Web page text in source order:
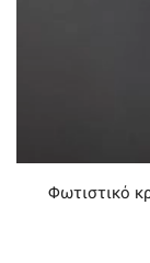
Φωτιστικό